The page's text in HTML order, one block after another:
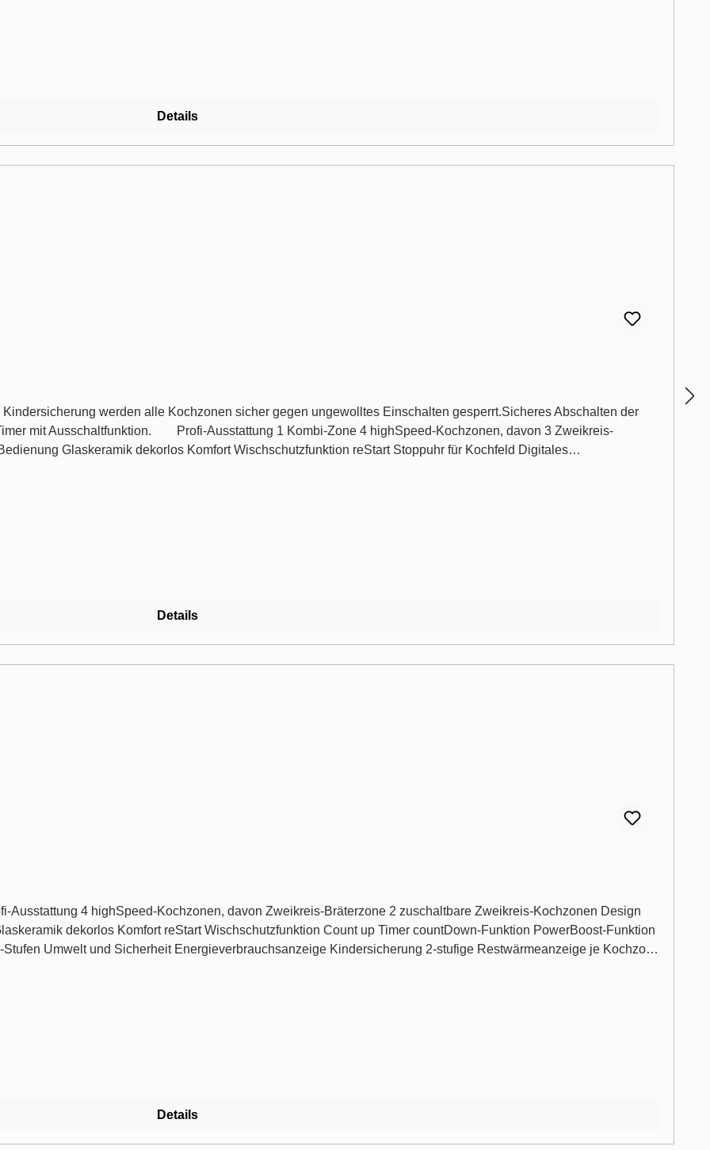
Details
werden alle Kochzonen sicher gegen ungewolltes Einschalten gesperrt.Sicheres Abschalten der
Zone 4 highSpeed-Kochzonen, davon 3 Zweikreis-
Details
countDown-Funktion PowerBoost-Funktion
je Kochzone
Details